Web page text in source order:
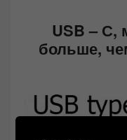
USB – С,
больше,